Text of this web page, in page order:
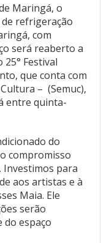
Maringá, o
refrigeração
com
será reaberto a
Festival
que conta com
– (Semuc),
entre quinta-
do
compromisso
Investimos para
aos artistas e à
Maia. Ele
serão
do espaço